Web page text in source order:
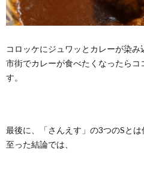
コロッケにジュワッとカレーが染
市街でカレーが食べたくなったら
す。
最後に、「さんえす」の3つのSと
至った結論では、